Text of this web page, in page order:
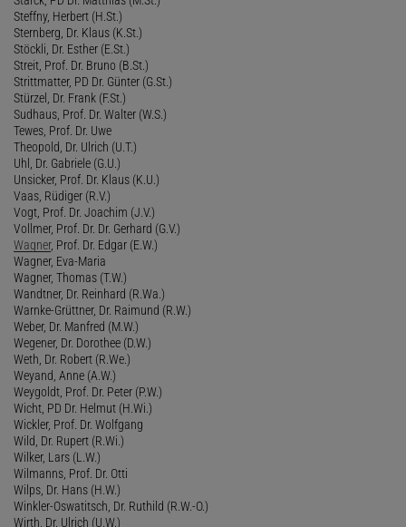
Steffny, Herbert (H.St.)
Sternberg, Dr. Klaus (K.St.)
Stöckli, Dr. Esther (E.St.)
Streit, Prof. Dr. Bruno (B.St.)
Strittmatter, PD Dr. Günter (G.St.)
Stürzel, Dr. Frank (F.St.)
Sudhaus, Prof. Dr. Walter (W.S.)
Tewes, Prof. Dr. Uwe
Theopold, Dr. Ulrich (U.T.)
Uhl, Dr. Gabriele (G.U.)
Unsicker, Prof. Dr. Klaus (K.U.)
Vaas, Rüdiger (R.V.)
Vogt, Prof. Dr. Joachim (J.V.)
Vollmer, Prof. Dr. Dr. Gerhard (G.V.)
Wagner, Prof. Dr. Edgar (E.W.)
Wagner, Eva-Maria
Wagner, Thomas (T.W.)
Wandtner, Dr. Reinhard (R.Wa.)
Warnke-Grüttner, Dr. Raimund (R.W.)
Weber, Dr. Manfred (M.W.)
Wegener, Dr. Dorothee (D.W.)
Weth, Dr. Robert (R.We.)
Weyand, Anne (A.W.)
Weygoldt, Prof. Dr. Peter (P.W.)
Wicht, PD Dr. Helmut (H.Wi.)
Wickler, Prof. Dr. Wolfgang
Wild, Dr. Rupert (R.Wi.)
Wilker, Lars (L.W.)
Wilmanns, Prof. Dr. Otti
Wilps, Dr. Hans (H.W.)
Winkler-Oswatitsch, Dr. Ruthild (R.W.-O.)
Wirth, Dr. Ulrich (U.W.)